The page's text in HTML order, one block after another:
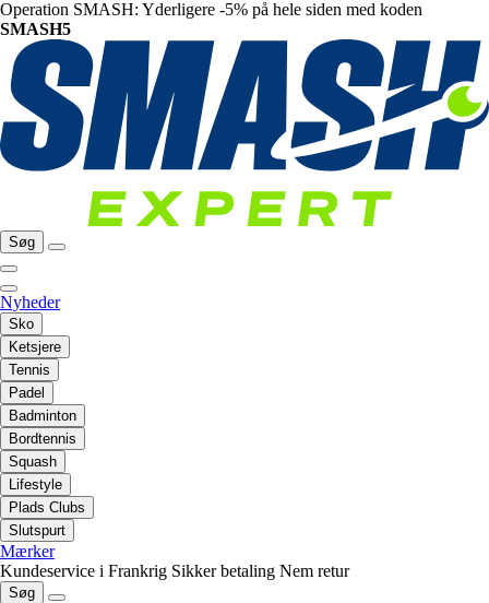
Operation SMASH: Yderligere -5% på hele siden med koden
SMASH5
Søg
Nyheder
Sko
Ketsjere
Tennis
Padel
Badminton
Bordtennis
Squash
Lifestyle
Plads Clubs
Slutspurt
Mærker
Kundeservice i Frankrig Sikker betaling Nem retur
Søg